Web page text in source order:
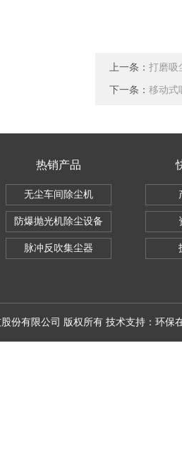
上一条： 打磨吸
下一条： 移动式
热销产品
无尘车间除尘机
防爆抛光机除尘设备
脉冲反吹集尘器
份有限公司 版权所有 技术支持： 环保